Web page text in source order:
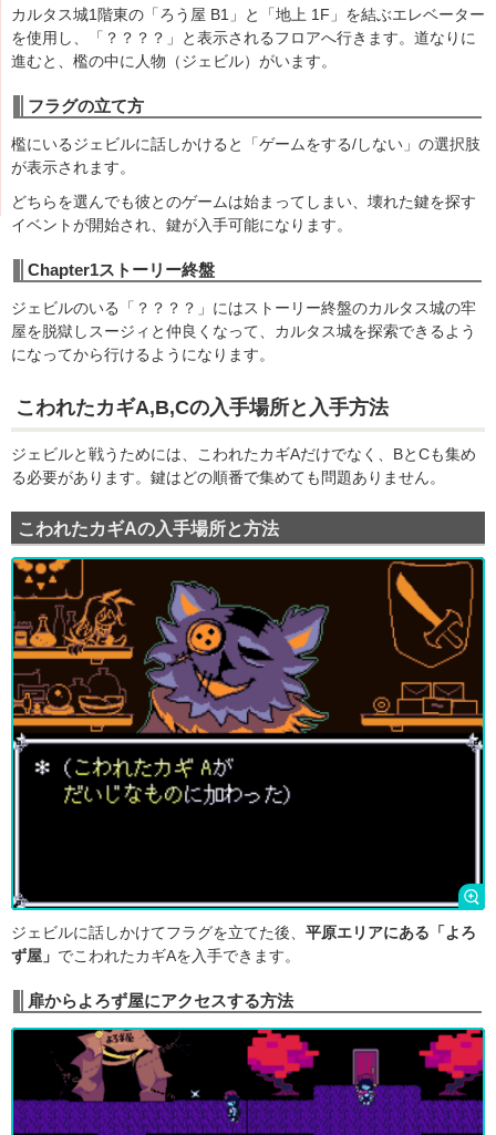
カルタス城1階東の「ろう屋 B1」と「地上 1F」を結ぶエレベーター
を使用し、「？？？？」と表示されるフロアへ行きます。道なりに
進むと、檻の中に人物（ジェビル）がいます。
フラグの立て方
檻にいるジェビルに話しかけると「ゲームをする/しない」の選択肢
が表示されます。
どちらを選んでも彼とのゲームは始まってしまい、壊れた鍵を探す
イベントが開始され、鍵が入手可能になります。
Chapter1ストーリー終盤
ジェビルのいる「？？？？」にはストーリー終盤のカルタス城の牢
屋を脱獄しスージィと仲良くなって、カルタス城を探索できるよう
になってから行けるようになります。
こわれたカギA,B,Cの入手場所と入手方法
ジェビルと戦うためには、こわれたカギAだけでなく、BとCも集め
る必要があります。鍵はどの順番で集めても問題ありません。
こわれたカギAの入手場所と方法
ジェビルに話しかけてフラグを立てた後、 平原エリアにある「よろ
ず屋」 でこわれたカギAを入手できます。
扉からよろず屋にアクセスする方法